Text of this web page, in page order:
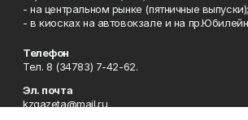
- на центральном рынке (пятничные выпуски);
- в киосках на автовокзале и на
Телефон
Тел. 8 (34783) 7-42-62.
Эл. почта
kzgazeta@mail.ru